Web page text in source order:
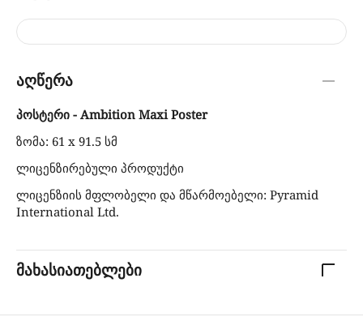
აღწერა
პოსტერი - Ambition Maxi Poster
ზომა: 61 x 91.5 სმ
ლიცენზირებული პროდუქტი
ლიცენზიის მფლობელი და მწარმოებელი: Pyramid
International Ltd.
მახასიათებლები